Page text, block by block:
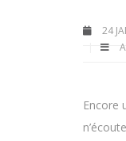
24
Encore